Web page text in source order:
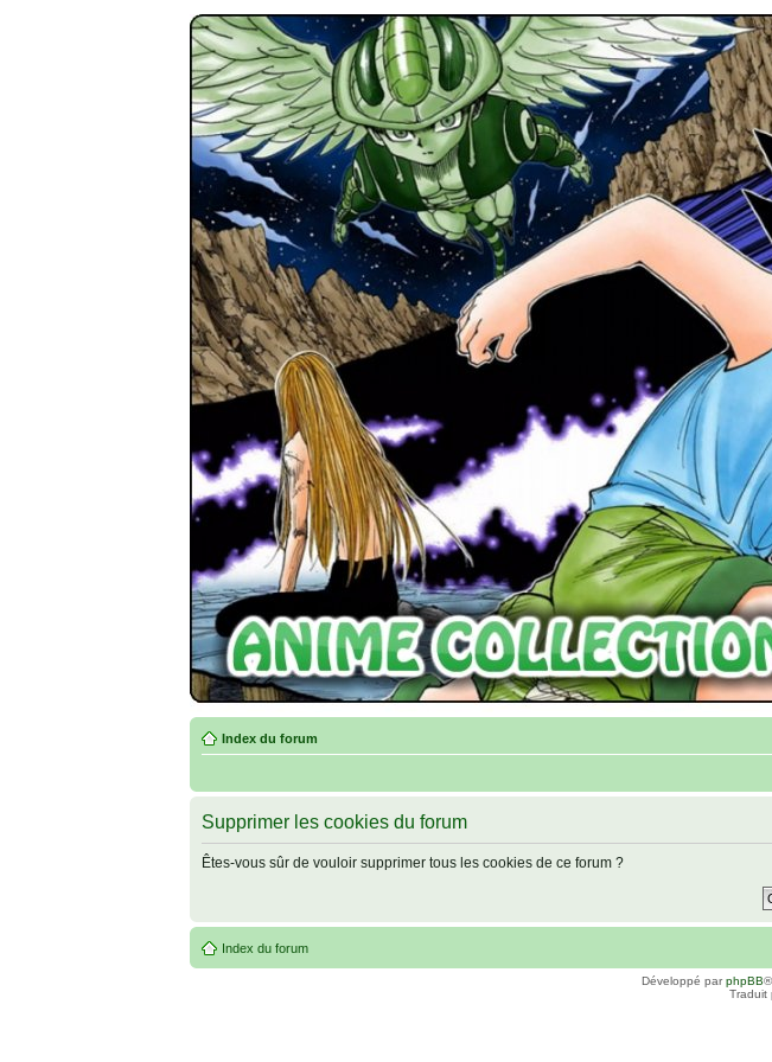
Index du forum
Supprimer les cookies du forum
Êtes-vous sûr de vouloir supprimer tous les cookies de ce forum ?
Index du forum
Développé parphpBB
Traduit